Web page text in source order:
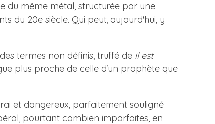
du même métal, structurée par une
du 20e siècle. Qui peut, aujourd'hui, y
termes non définis, truffé de il est
plus proche de celle d'un prophète que
et dangereux, parfaitement souligné
pourtant combien imparfaites, en